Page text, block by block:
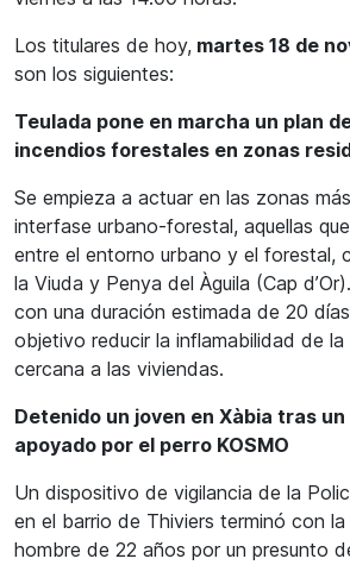
Los titulares de hoy, martes 18 de
son los siguientes:
Teulada pone en marcha un plan
incendios forestales en zonas
Se empieza a actuar en las zonas
interfase urbano-forestal, aquellas
entre el entorno urbano y el forestal,
la Viuda y Penya del Àguila (Cap
con una duración estimada de 20
objetivo reducir la inflamabilidad de
cercana a las viviendas.
Detenido un joven en Xàbia tras
apoyado por el perro KOSMO
Un dispositivo de vigilancia de la
en el barrio de Thiviers terminó con
hombre de 22 años por un presunto